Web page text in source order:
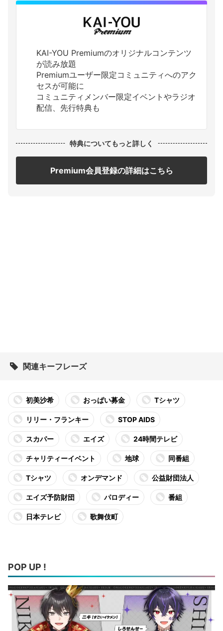
KAI-YOU Premiumのオリジナルコンテンツ
が読み放題
Premiumユーザー限定コミュニティへのアク
セスが可能に
コミュニティメンバー限定イベントやラジオ
配信、先行特典も
特典についてもっと詳しく
Premium会員登録の詳細はこちら
関連キーフレーズ
初美沙希 おっぱい募金 Tシャツ
リリー・フランキー STOP AIDS
スカパー エイズ 24時間テレビ
チャリティーイベント 地球 同番組
Tシャツ オンデマンド 公益財団法人
エイズ予防財団 パロディー 番組
日本テレビ 歌舞伎町
POP UP !